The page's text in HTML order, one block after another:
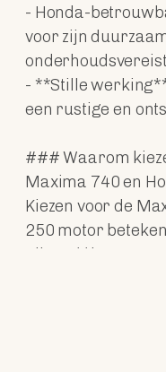
- Honda-
voor zijn
- **Stille
een rustige en
### Waarom
Maxima 740 en
Kiezen voor de
250 motor
alleen **luxe en